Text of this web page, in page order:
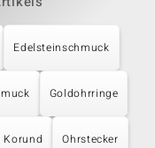
Edelsteinschmuck
Goldohrringe
Korund Ohrstecker